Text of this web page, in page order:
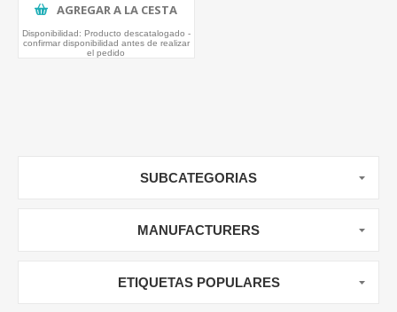
AGREGAR A LA CESTA
Disponibilidad: Producto descatalogado -
confirmar disponibilidad antes de realizar
el pedido
SUBCATEGORIAS
MANUFACTURERS
ETIQUETAS POPULARES